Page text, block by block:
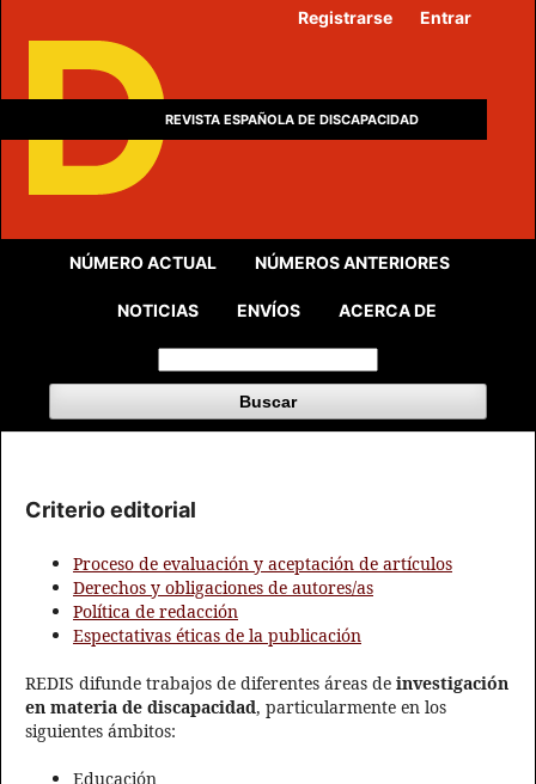
REVISTA ESPAÑOLA DE DISCAPACIDAD
NÚMERO ACTUAL NÚMEROS ANTERIORES
NOTICIAS ENVÍOS ACERCA DE
Buscar
Registrarse Entrar
Criterio editorial
Proceso de evaluación y aceptación de artículos
Derechos y obligaciones de autores/as
Política de redacción
Espectativas éticas de la publicación
REDIS difunde trabajos de diferentes áreas de investigación
en materia de discapacidad, particularmente en los
siguientes ámbitos:
Educación